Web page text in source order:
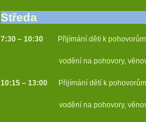
Středa
7:30 – 10:30Přijímání dětí k pohovorům
2. Skupina 9:15-
vodění na pohovory, věnovat se
10:15 – 13:00Přijímání dětí k
4. Skupina
vodění na pohovory, věnovat se